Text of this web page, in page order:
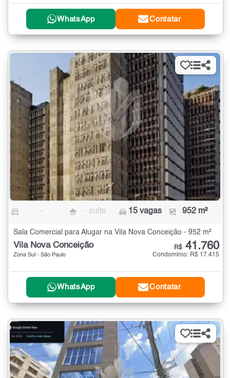
WhatsApp Contatar
- - suíte 15 vagas 952 m²
Sala Comercial para Alugar na Vila Nova Conceição - 952 m²
Vila Nova Conceição
Zona Sul - São Paulo
R$ 41.760
Condomínio: R$ 17.415
WhatsApp Contatar